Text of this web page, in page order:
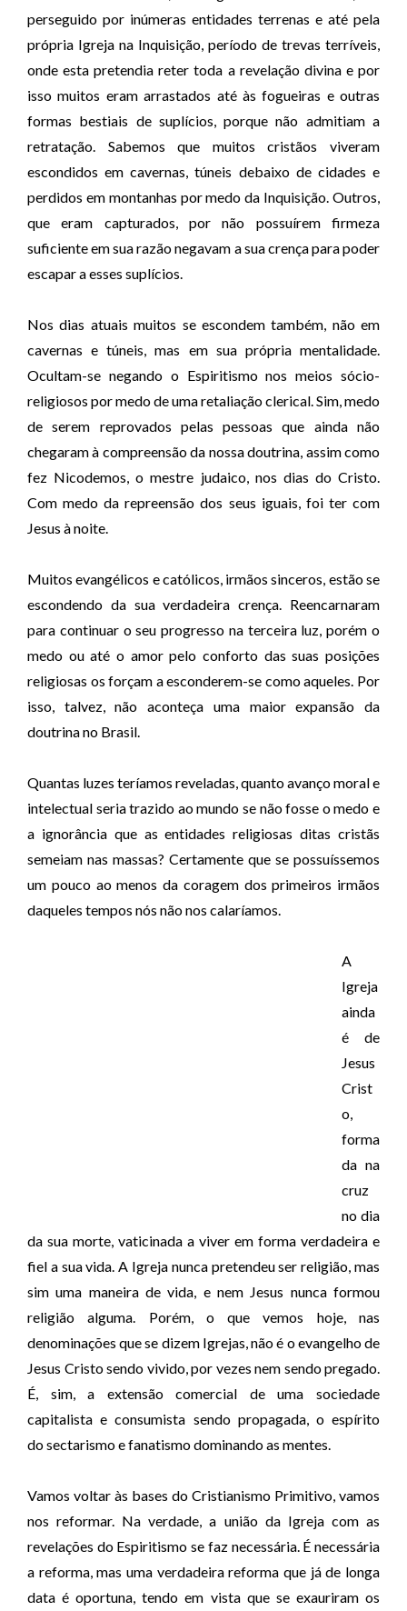
perseguido por inúmeras entidades terrenas e até pela
própria Igreja na Inquisição, período de trevas terríveis,
onde esta pretendia reter toda a revelação divina e por
isso muitos eram arrastados até às fogueiras e outras
formas bestiais de suplícios, porque não admitiam a
retratação. Sabemos que muitos cristãos viveram
escondidos em cavernas, túneis debaixo de cidades e
perdidos em montanhas por medo da Inquisição. Outros,
que eram capturados, por não possuírem firmeza
suficiente em sua razão negavam a sua crença para poder
escapar a esses suplícios.
Nos dias atuais muitos se escondem também, não em
cavernas e túneis, mas em sua própria mentalidade.
Ocultam-se negando o Espiritismo nos meios sócio-
religiosos por medo de uma retaliação clerical. Sim, medo
de serem reprovados pelas pessoas que ainda não
chegaram à compreensão da nossa doutrina, assim como
fez Nicodemos, o mestre judaico, nos dias do Cristo.
Com medo da repreensão dos seus iguais, foi ter com
Jesus à noite.
Muitos evangélicos e católicos, irmãos sinceros, estão se
escondendo da sua verdadeira crença. Reencarnaram
para continuar o seu progresso na terceira luz, porém o
medo ou até o amor pelo conforto das suas posições
religiosas os forçam a esconderem-se como aqueles. Por
isso, talvez, não aconteça uma maior expansão da
doutrina no Brasil.
Quantas luzes teríamos reveladas, quanto avanço moral e
intelectual seria trazido ao mundo se não fosse o medo e
a ignorância que as entidades religiosas ditas cristãs
semeiam nas massas? Certamente que se possuíssemos
um pouco ao menos da coragem dos primeiros irmãos
daqueles tempos nós não nos calaríamos.
A
Igreja
ainda
é de
Jesus
Crist
o,
forma
da na
cruz
no dia
da sua morte, vaticinada a viver em forma verdadeira e
fiel a sua vida. A Igreja nunca pretendeu ser religião, mas
sim uma maneira de vida, e nem Jesus nunca formou
religião alguma. Porém, o que vemos hoje, nas
denominações que se dizem Igrejas, não é o evangelho de
Jesus Cristo sendo vivido, por vezes nem sendo pregado.
É, sim, a extensão comercial de uma sociedade
capitalista e consumista sendo propagada, o espírito
do sectarismo e fanatismo dominando as mentes.
Vamos voltar às bases do Cristianismo Primitivo, vamos
nos reformar. Na verdade, a união da Igreja com as
revelações do Espiritismo se faz necessária. É necessária
a reforma, mas uma verdadeira reforma que já de longa
data é oportuna, tendo em vista que se exauriram os